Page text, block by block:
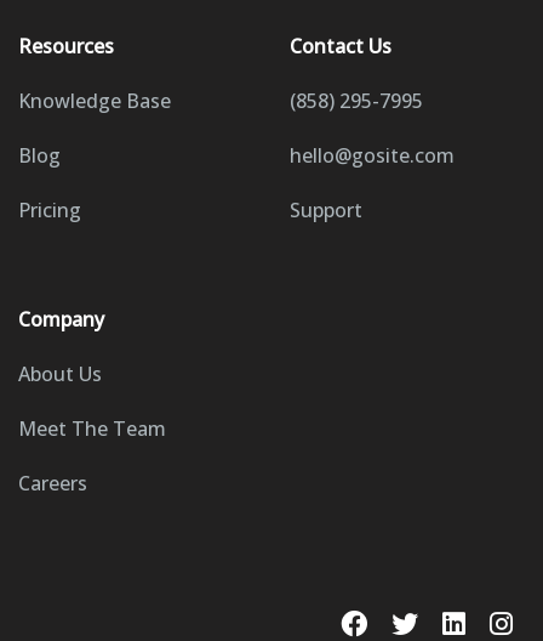
Resources
Knowledge Base
Blog
Pricing
Company
About Us
Meet The Team
Careers
Contact Us
(858) 295-7995
hello@gosite.com
Support